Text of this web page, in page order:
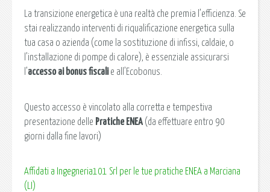
La transizione energetica è una realtà che premia l’efficienza. Se
stai realizzando interventi di riqualificazione energetica sulla
tua casa o azienda (come la sostituzione di infissi, caldaie, o
l’installazione di pompe di calore), è essenziale assicurarsi
l’accesso ai bonus fiscalie all’Ecobonus.
Questo accesso è vincolato alla corretta e tempestiva
presentazione delle Pratiche ENEA (da effettuare entro 90
giorni dalla fine lavori)
Affidati a Ingegneria101 Srl per le tue pratiche ENEA a Marciana
(LI)